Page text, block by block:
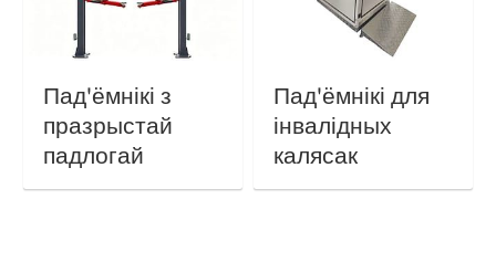
Пад'ёмнікі з
празрыстай
падлогай
Пад'ёмнікі для
інвалідных
калясак